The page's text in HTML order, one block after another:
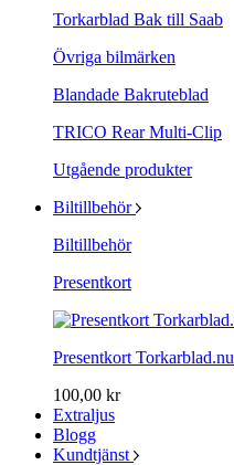
Torkarblad Bak till Saab
Övriga bilmärken
Blandade Bakruteblad
TRICO Rear Multi-Clip
Utgående produkter
Biltillbehör
Biltillbehör
Presentkort
Presentkort Torkarblad.nu
100,00 kr
Extraljus
Blogg
Kundtjänst